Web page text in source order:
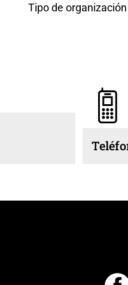
Tipo de organización